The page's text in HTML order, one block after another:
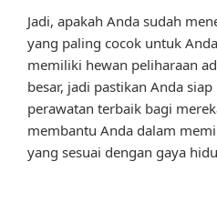
Jadi, apakah Anda sudah
yang paling cocok untuk
memiliki hewan peliharaan
besar, jadi pastikan Anda
perawatan terbaik bagi
membantu Anda dalam
yang sesuai dengan gaya